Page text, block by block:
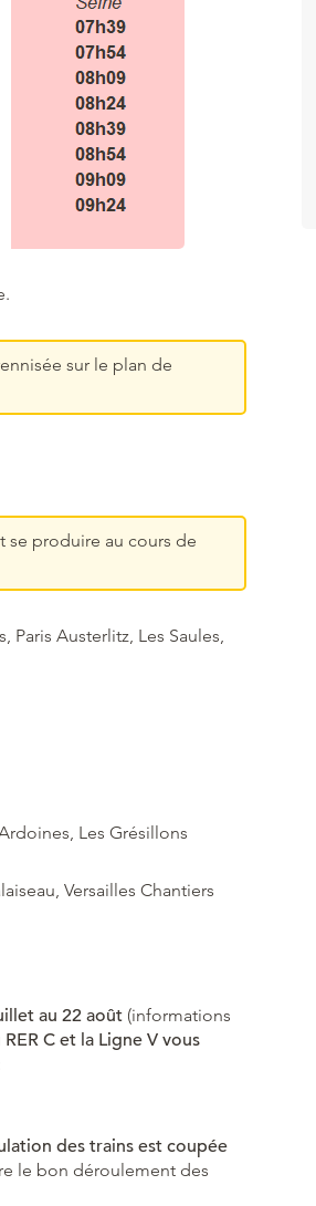
sur le plan de
se produire au cours de
Paris Austerlitz, Les Saules,
Les Grésillons
Versailles Chantiers
au 22 août (informations
C et la Ligne V vous
des trains est coupée
le bon déroulement des